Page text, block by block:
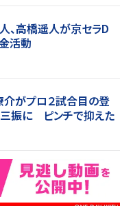
、高橋遥人が京セラD
活動
介がプロ２試合目の登
振に ピンチで抑えた